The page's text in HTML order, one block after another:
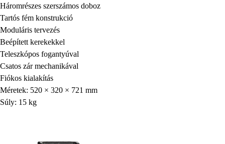
Háromrészes szerszámos doboz
Tartós fém konstrukció
Moduláris tervezés
Beépített kerekekkel
Teleszkópos fogantyúval
Csatos zár mechanikával
Fiókos kialakítás
Méretek: 520 × 320 × 721 mm
Súly: 15 kg